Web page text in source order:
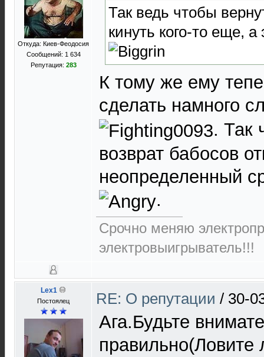
Откуда: Киев-Феодосия
Сообщений: 1 634
Репутация: 283
Так ведь чтобы
кинуть кого-то еще,
К тому же ему
сделать намного
. Так
возврат бабосов
неопределенный
.
Срочно меняю
электровыигрыватель!!!
Lex1
Постоялец RE: О репутации / 30-
Ага.Будьте
правильно(Ловите